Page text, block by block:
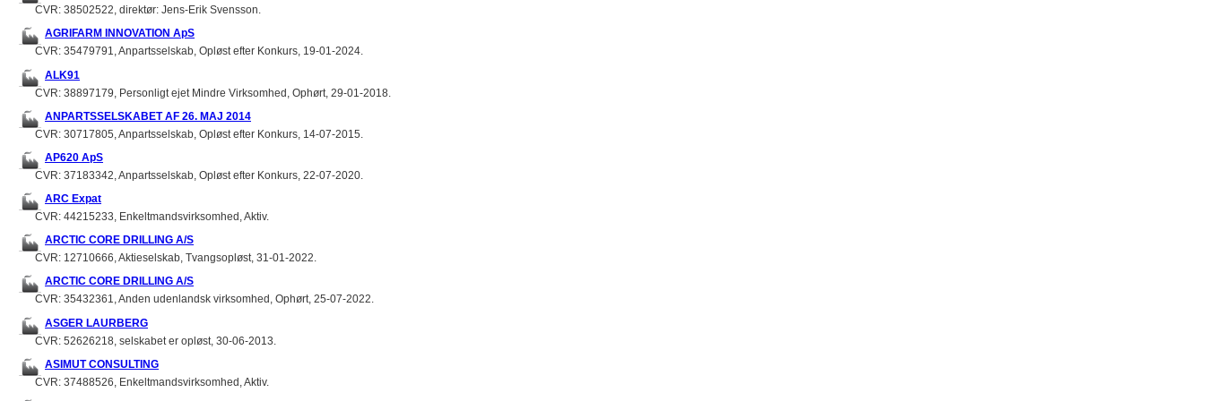
CVR: 38502522, direktør: Jens-Erik Svensson.
AGRIFARM INNOVATION ApS
CVR: 35479791, Anpartsselskab, Opløst efter Konkurs, 19-01-2024.
ALK91
CVR: 38897179, Personligt ejet Mindre Virksomhed, Ophørt, 29-01-2018.
ANPARTSSELSKABET AF 26. MAJ 2014
CVR: 30717805, Anpartsselskab, Opløst efter Konkurs, 14-07-2015.
AP620 ApS
CVR: 37183342, Anpartsselskab, Opløst efter Konkurs, 22-07-2020.
ARC Expat
CVR: 44215233, Enkeltmandsvirksomhed, Aktiv.
ARCTIC CORE DRILLING A/S
CVR: 12710666, Aktieselskab, Tvangsopløst, 31-01-2022.
ARCTIC CORE DRILLING A/S
CVR: 35432361, Anden udenlandsk virksomhed, Ophørt, 25-07-2022.
ASGER LAURBERG
CVR: 52626218, selskabet er opløst, 30-06-2013.
ASIMUT CONSULTING
CVR: 37488526, Enkeltmandsvirksomhed, Aktiv.